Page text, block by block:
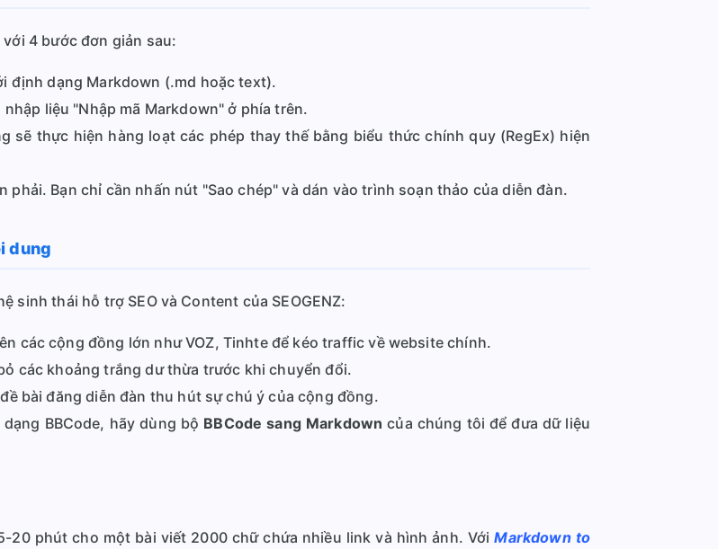
4 bước đơn giản sau:
định dạng Markdown (.md hoặc text).
liệu "Nhập mã Markdown" ở phía trên.
sẽ thực hiện hàng loạt các phép thay thế bằng biểu thức chính quy (RegEx) hiện
phải. Bạn chỉ cần nhấn nút "Sao chép" và dán vào trình soạn thảo của diễn đàn.
dung
thái hỗ trợ SEO và Content của SEOGENZ:
các cộng đồng lớn như VOZ, Tinhte để kéo traffic về website chính.
các khoảng trắng dư thừa trước khi chuyển đổi.
bài đăng diễn đàn thu hút sự chú ý của cộng đồng.
BBCode, hãy dùng bộ BBCode sang Markdown của chúng tôi để đưa dữ liệu
20 phút cho một bài viết 2000 chữ chứa nhiều link và hình ảnh. VớiMarkdown to